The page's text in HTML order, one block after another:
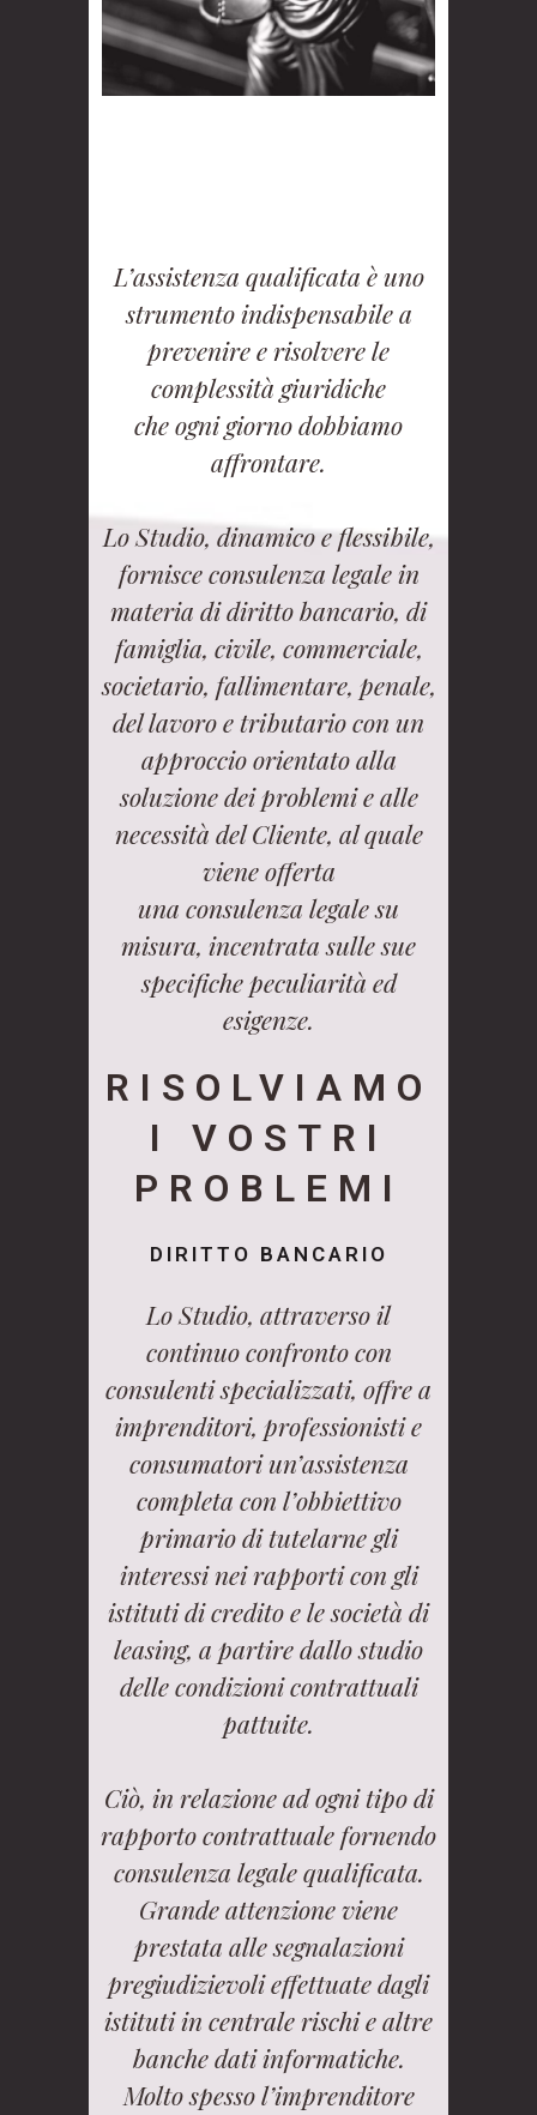
L’assistenza qualificata è uno
strumento indispensabile a
prevenire e risolvere le
complessità giuridiche
che ogni giorno dobbiamo
affrontare.
Lo Studio, dinamico e flessibile,
fornisce consulenza legale in
materia di diritto bancario, di
famiglia, civile, commerciale,
societario, fallimentare, penale,
del lavoro e tributario con un
approccio orientato alla
soluzione dei problemi e alle
necessità del Cliente, al quale
viene offerta
una consulenza legale su
misura, incentrata sulle sue
specifiche peculiarità ed
esigenze.
RISOLVIAMO
I VOSTRI
PROBLEMI
DIRITTO BANCARIO
Lo Studio, attraverso il
continuo confronto con
consulenti specializzati, offre a
imprenditori, professionisti e
consumatori un’assistenza
completa con l’obbiettivo
primario di tutelarne gli
interessi nei rapporti con gli
istituti di credito e le società di
leasing, a partire dallo studio
delle condizioni contrattuali
pattuite.
Ciò, in relazione ad ogni tipo di
rapporto contrattuale fornendo
consulenza legale qualificata.
Grande attenzione viene
prestata alle segnalazioni
pregiudizievoli effettuate dagli
istituti in centrale rischi e altre
banche dati informatiche.
Molto spesso l’imprenditore